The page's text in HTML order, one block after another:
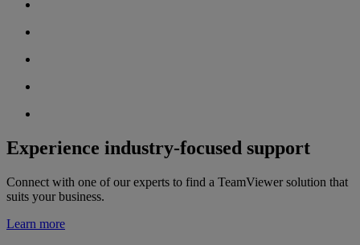
Experience industry-focused support
Connect with one of our experts to find a TeamViewer solution that
suits your business.
Learn more